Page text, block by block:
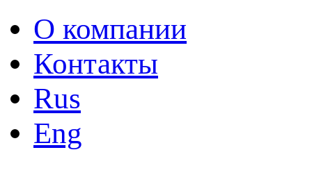
О компании
Контакты
Rus
Eng